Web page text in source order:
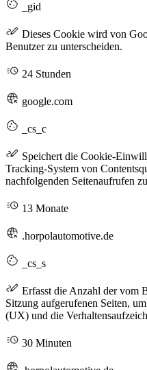
_gid
Dieses Cookie wird von
Benutzer zu unterscheiden.
24 Stunden
google.com
_cs_c
Speichert die Cookie-
Tracking-System von
nachfolgenden Seitenaufrufen
13 Monate
.horpolautomotive.de
_cs_s
Erfasst die Anzahl der vom
Sitzung aufgerufenen Seiten,
(UX) und die
30 Minuten